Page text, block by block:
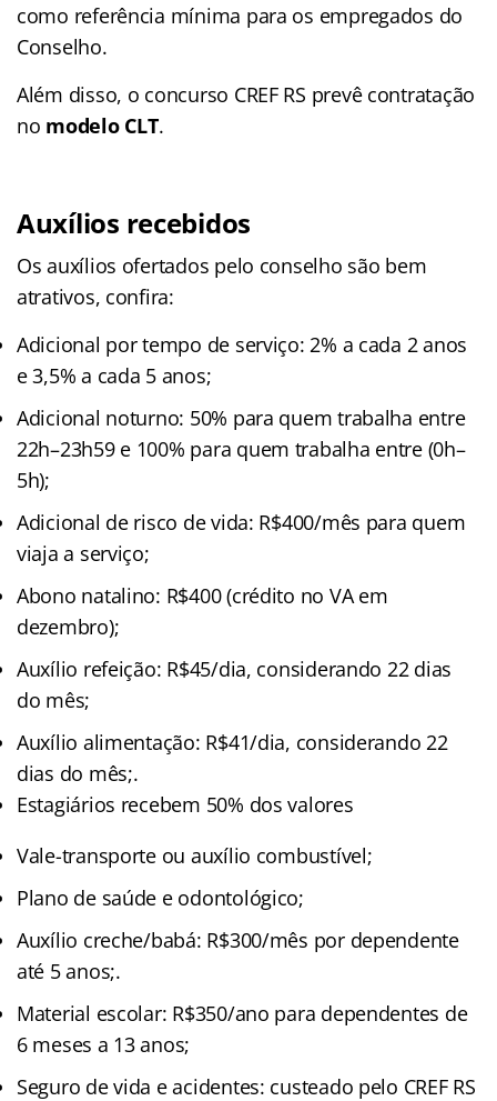
como referência mínima para os empregados do
Conselho.
Além disso, o concurso CREF RS prevê contratação
no modelo CLT.
Auxílios recebidos
Os auxílios ofertados pelo conselho são bem
atrativos, confira:
Adicional por tempo de serviço: 2% a cada 2 anos
e 3,5% a cada 5 anos;
Adicional noturno: 50% para quem trabalha entre
22h–23h59 e 100% para quem trabalha entre (0h–
5h);
Adicional de risco de vida: R$400/mês para quem
viaja a serviço;
Abono natalino: R$400 (crédito no VA em
dezembro);
Auxílio refeição: R$45/dia, considerando 22 dias
do mês;
Auxílio alimentação: R$41/dia, considerando 22
dias do mês;.
Estagiários recebem 50% dos valores
Vale-transporte ou auxílio combustível;
Plano de saúde e odontológico;
Auxílio creche/babá: R$300/mês por dependente
até 5 anos;.
Material escolar: R$350/ano para dependentes de
6 meses a 13 anos;
Seguro de vida e acidentes: custeado pelo CREF RS